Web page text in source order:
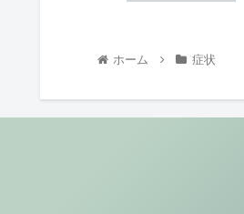
ホーム 症状